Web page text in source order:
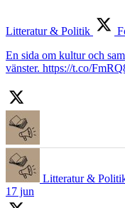
Litteratur & Politik
En sida om kultur och
vänster. https://t.co/
Litteratur &
17 jun